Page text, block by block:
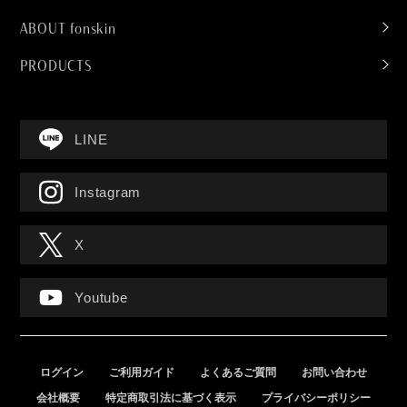
ABOUT fonskin
PRODUCTS
REVERSAL DROP
SHIKKOKU MINERAL
SALSHEA BODY SCRUB
REPAIR FOCUS CREAM
LINE
Instagram
X
Youtube
ログイン ご利用ガイド よくあるご質問
お問い合わせ
会社概要
特定商取引法に基づく表示 プライバシーポリシー